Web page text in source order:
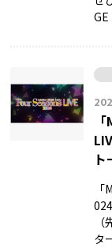
GE
タ